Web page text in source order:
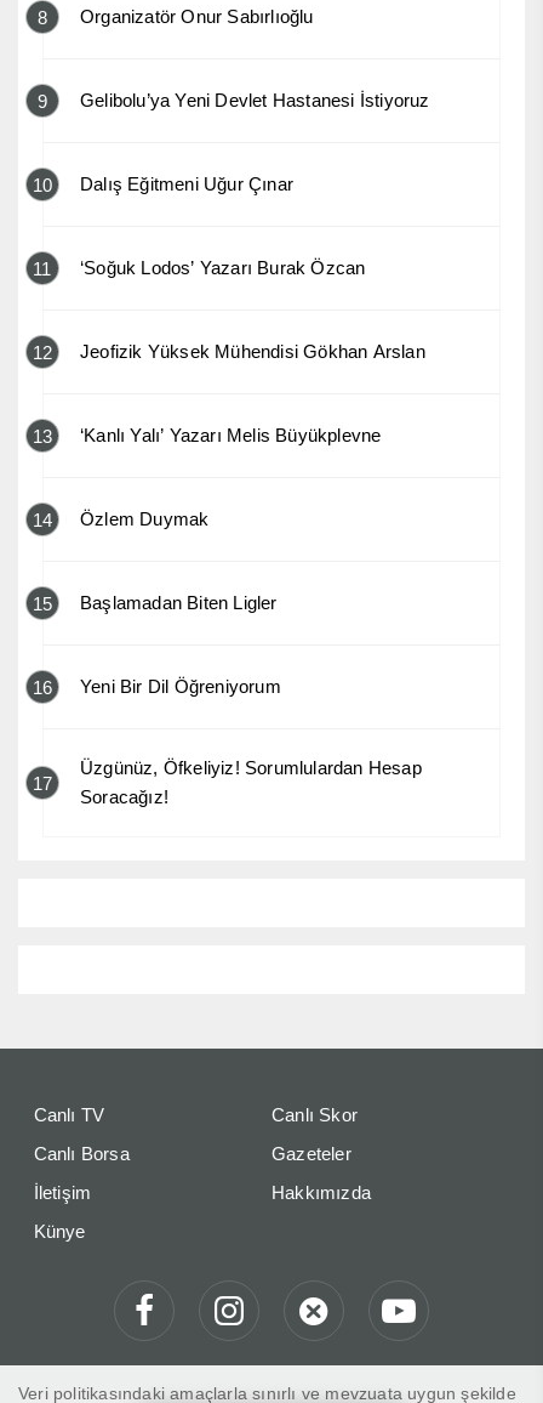
8 Organizatör Onur Sabırlıoğlu
9 Gelibolu’ya Yeni Devlet Hastanesi İstiyoruz
10 Dalış Eğitmeni Uğur Çınar
11 ‘Soğuk Lodos’ Yazarı Burak Özcan
12 Jeofizik Yüksek Mühendisi Gökhan Arslan
13 ‘Kanlı Yalı’ Yazarı Melis Büyükplevne
14 Özlem Duymak
15 Başlamadan Biten Ligler
16 Yeni Bir Dil Öğreniyorum
17
Üzgünüz, Öfkeliyiz! Sorumlulardan Hesap
Soracağız!
Canlı TV
Canlı Skor
Canlı Borsa
Gazeteler
İletişim
Hakkımızda
Künye
Veri politikasındaki amaçlarla sınırlı ve mevzuata uygun şekilde